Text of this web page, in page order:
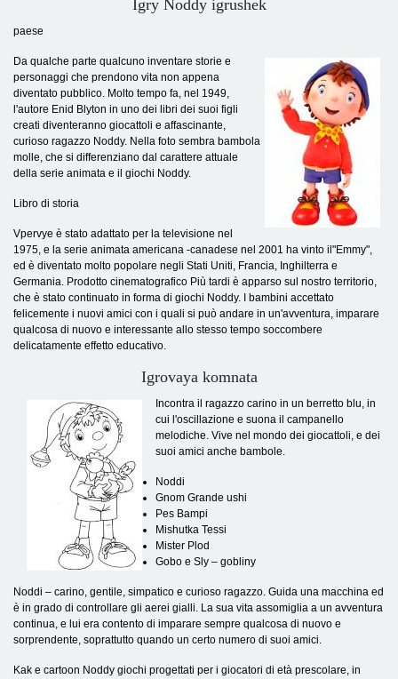
Igry Noddy igrushek
paese
Da qualche parte qualcuno inventare storie e
personaggi che prendono vita non appena
diventato pubblico. Molto tempo fa, nel 1949,
l'autore Enid Blyton in uno dei libri dei suoi figli
creati diventeranno giocattoli e affascinante,
curioso ragazzo Noddy. Nella foto sembra bambola
molle, che si differenziano dal carattere attuale
della serie animata e il giochi Noddy.
Libro di storia
Vpervye è stato adattato per la televisione nel
1975, e la serie animata americana -canadese nel 2001 ha vinto il"Emmy",
ed è diventato molto popolare negli Stati Uniti, Francia, Inghilterra e
Germania. Prodotto cinematografico Più tardi è apparso sul nostro territorio,
che è stato continuato in forma di giochi Noddy. I bambini accettato
felicemente i nuovi amici con i quali si può andare in un'avventura, imparare
qualcosa di nuovo e interessante allo stesso tempo soccombere
delicatamente effetto educativo.
Igrovaya komnata
Incontra il ragazzo carino in un berretto blu, in
cui l'oscillazione e suona il campanello
melodiche. Vive nel mondo dei giocattoli, e dei
suoi amici anche bambole.
Noddi
Gnom Grande ushi
Pes Bampi
Mishutka Tessi
Mister Plod
Gobo e Sly – gobliny
Noddi – carino, gentile, simpatico e curioso ragazzo. Guida una macchina ed
è in grado di controllare gli aerei gialli. La sua vita assomiglia a un avventura
continua, e lui era contento di imparare sempre qualcosa di nuovo e
sorprendente, soprattutto quando un certo numero di suoi amici.
Kak e cartoon Noddy giochi progettati per i giocatori di età prescolare, in